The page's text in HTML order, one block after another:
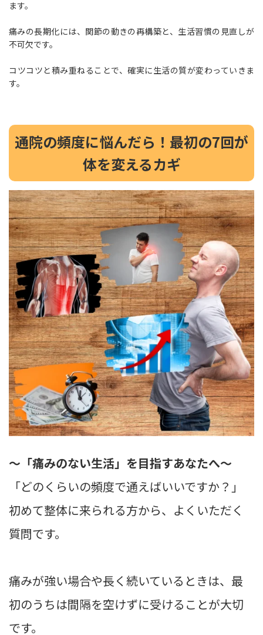
ます。
痛みの長期化には、関節の動きの再構築と、生活習慣の見直しが
不可欠です。
コツコツと積み重ねることで、確実に生活の質が変わっていきま
す。
通院の頻度に悩んだら！最初の7回が
体を変えるカギ
〜「痛みのない生活」を目指すあなたへ〜
「どのくらいの頻度で通えばいいですか？」
初めて整体に来られる方から、よくいただく
質問です。
痛みが強い場合や長く続いているときは、最
初のうちは間隔を空けずに受けることが大切
です。